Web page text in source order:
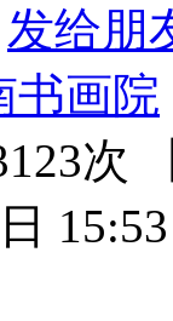
发给朋
书画院
次
15:53